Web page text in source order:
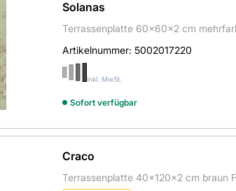
Solanas
Terrassenplatte 60x60x2 cm
Artikelnummer: 5002017220
inkl. MwSt.
Sofort verfügbar
Craco
Terrassenplatte 40x120x2 cm braun